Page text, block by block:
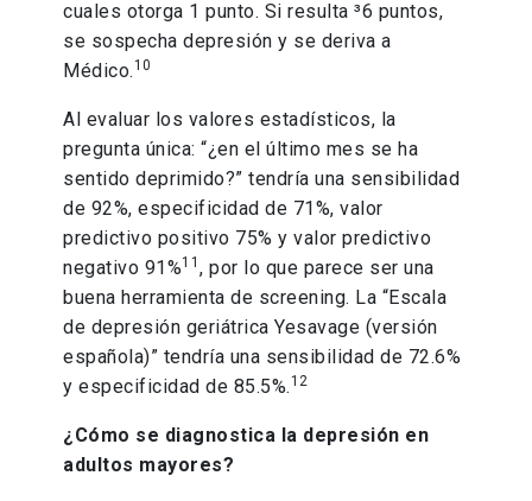
cuales otorga 1 punto. Si resulta ³6 puntos,
se sospecha depresión y se deriva a
Médico. 10
Al evaluar los valores estadísticos, la
pregunta única: “¿en el último mes se ha
sentido deprimido?” tendría una sensibilidad
de 92%, especificidad de 71%, valor
predictivo positivo 75% y valor predictivo
negativo 91%11 , por lo que parece ser una
buena herramienta de screening. La “Escala
de depresión geriátrica Yesavage (versión
española)” tendría una sensibilidad de 72.6%
y especificidad de 85.5%. 12
¿Cómo se diagnostica la depresión en
adultos mayores?